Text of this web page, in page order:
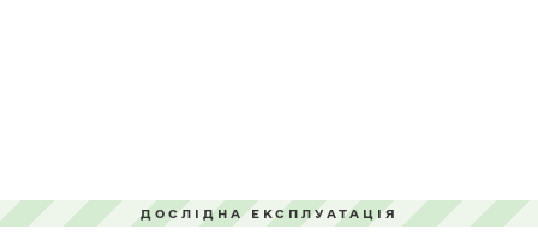
ДОСЛІДНА ЕКСПЛУАТАЦІЯ